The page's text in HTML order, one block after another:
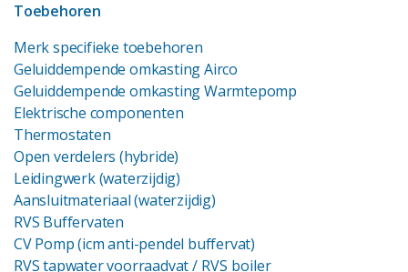
Toebehoren
Merk specifieke toebehoren
Geluiddempende omkasting Airco
Geluiddempende omkasting Warmtepomp
Elektrische componenten
Thermostaten
Open verdelers (hybride)
Leidingwerk (waterzijdig)
Aansluitmateriaal (waterzijdig)
RVS Buffervaten
CV Pomp (icm anti-pendel buffervat)
RVS tapwater voorraadvat/ RVS boiler